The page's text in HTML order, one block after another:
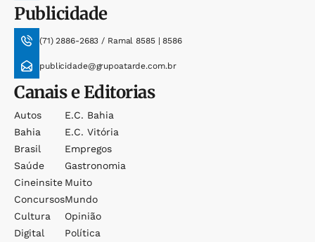
Publicidade
(71) 2886-2683 / Ramal 8585 | 8586
publicidade@grupoatarde.com.br
Canais e Editorias
Autos
Bahia
Brasil
Saúde
Cineinsite
Concursos
Cultura
Digital
E.c. Bahia
E.c. Vitória
Empregos
Gastronomia
Muito
Mundo
Opinião
Política